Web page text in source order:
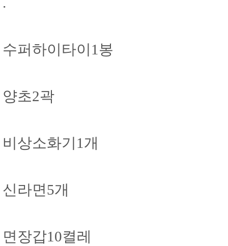
수퍼하이타이1봉
양초2곽
비상소화기1개
신라면5개
면장갑10켤레